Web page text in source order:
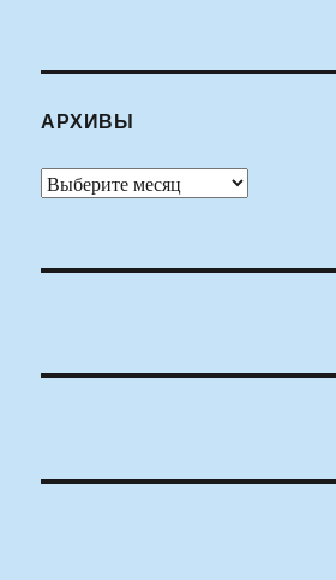
АРХИВЫ
Архивы